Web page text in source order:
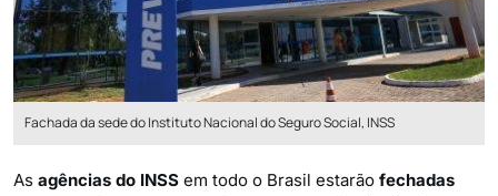
Fachada da sede do Instituto Nacional do Seguro Social, INSS
As agências do INSS em todo o Brasil estarão fechadas